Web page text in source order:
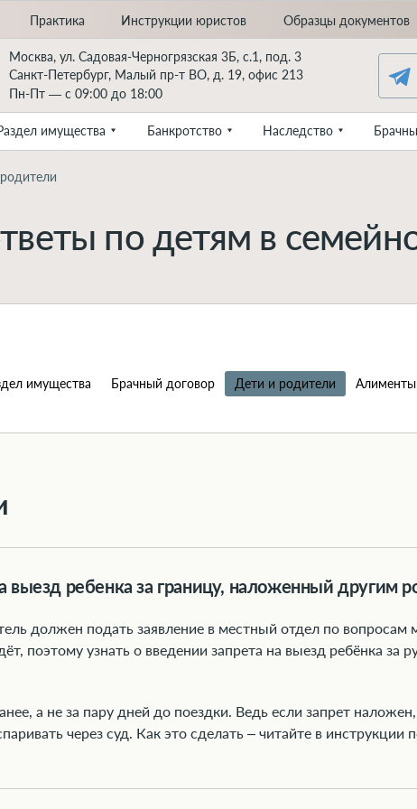
Практика Инструкции юристов Образцы документов
Москва, ул. Садовая-Черногрязская 3Б, с.1, под. 3
Санкт-Петербург, Малый пр-т ВО, д. 19, офис 213
Пн-Пт — с 09:00 до 18:00
имущества Банкротство Наследство
по детям в
имущества Брачный договор Дети и родители Алименты
выезд ребенка за границу, наложенный другим
должен подать заявление в местный отдел по
поэтому узнать о введении запрета на выезд ребёнка
а не за пару дней до поездки. Ведь если запрет
через суд. Как это сделать – читайте в инструкции